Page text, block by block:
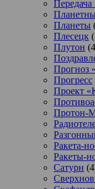
Передача
Планеты
Плесецк
Плутон
Прогноз
Прогресс
Проект
Протон-
Ракета-
Ракеты-
Сатурн